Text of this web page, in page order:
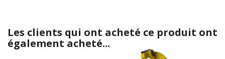
Les clients qui ont acheté ce produit ont
également acheté...